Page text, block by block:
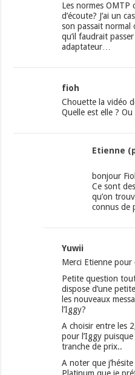
Les normes OMTP
d’écoute? J’ai un
son passait normal
qu’il faudrait
adaptateur…
fioh
Chouette la vidéo
Quelle est elle ?
Etienne
bonjour
Ce sont
qu’on
connus de
Yuwii
Merci Etienne pour
Petite question
dispose d’une
les nouveaux
l’Iggy?
A choisir entre les
pour l’Iggy
tranche de prix..
A noter que